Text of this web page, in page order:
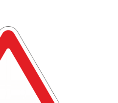
знаки
внутренней подсветкой
знаки